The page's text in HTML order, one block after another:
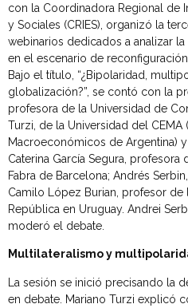
con la Coordinadora Regional de
y Sociales (CRIES), organizó la
webinarios dedicados a analizar
en el escenario de reconfiguración
Bajo el título, “¿Bipolaridad,
globalización?”, se contó con la
profesora de la Universidad de
Turzi, de la Universidad del CEMA
Macroeconómicos de Argentina)
Caterina García Segura, profesora
Fabra de Barcelona; Andrés
Camilo López Burian, profesor de
República en Uruguay. Andrei
moderó el debate.
Multilateralismo y
La sesión se inició precisando la
en debate. Mariano Turzi explicó